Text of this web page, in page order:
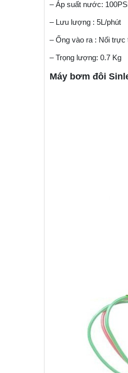
– Áp suất nước:
– Lưu lượng : 5L/phút
– Ống vào ra : Nối trực
– Trọng lượng: 0.7 Kg
Máy bơm đôi